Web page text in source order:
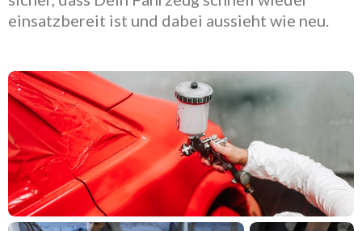
einsatzbereit ist und dabei aussieht wie neu.